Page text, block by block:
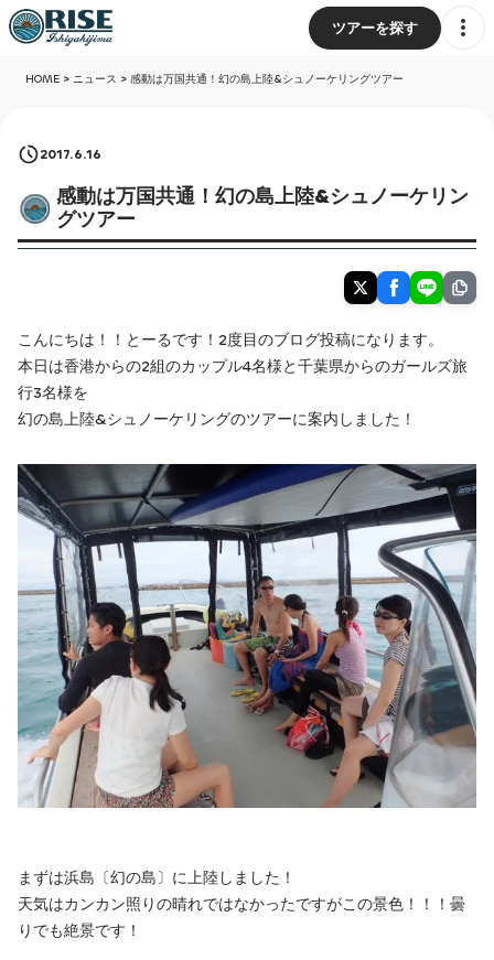
ツアーを探す
HOME> ニュース > 感動は万国共通！幻の島上陸&シュノーケリングツアー
2017.6.16
感動は万国共通！幻の島上陸&シュノーケリン
グツアー
こんにちは！！とーるです！2度目のブログ投稿になります。
本日は香港からの2組のカップル4名様と千葉県からのガールズ旅
行3名様を
幻の島上陸&シュノーケリングのツアーに案内しました！
まずは浜島〔幻の島〕に上陸しました！
天気はカンカン照りの晴れではなかったですがこの景色！！！曇
りでも絶景です！